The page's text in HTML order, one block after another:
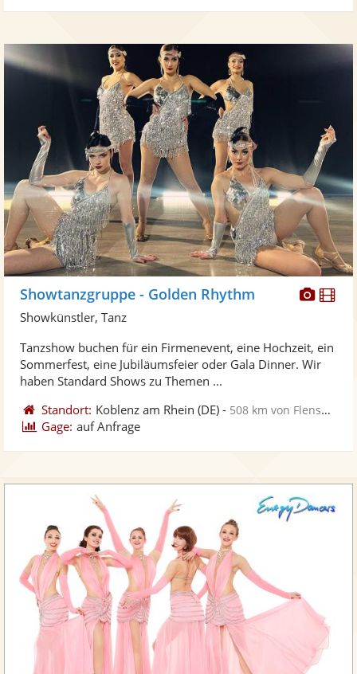
Fotos
Showtanzgruppe - Golden Rhythm
Showkünstler, Tanz
Tanzshow buchen für ein Firmenevent, eine Hochzeit, ein
Sommerfest, eine Jubiläumsfeier oder Gala Dinner. Wir
haben Standard Shows zu Themen ...
Standort: Koblenz am Rhein (DE) - 508 km von Flensburg
Gage: auf Anfrage